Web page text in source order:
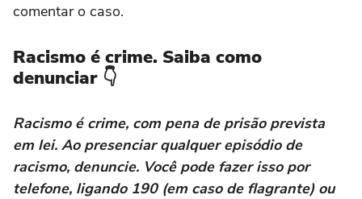
comentar o caso.
Racismo é crime. Saiba como
denunciar 👇
Racismo é crime, com pena de prisão prevista
em lei. Ao presenciar qualquer episódio de
racismo, denuncie. Você pode fazer isso por
telefone, ligando 190 (em caso de flagrante) ou